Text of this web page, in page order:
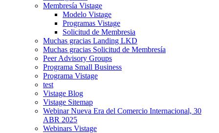
Membresía Vistage
Modelo Vistage
Programas Vistage
Solicitud de Membresia
Muchas gracias Landing LKD
Muchas gracias Solicitud de Membresía
Peer Advisory Groups
Programa Small Business
Programa Vistage
test
Vistage Blog
Vistage Sitemap
Webinar Nueva Era del Comercio Internacional, 30
ABR 2025
Webinars Vistage